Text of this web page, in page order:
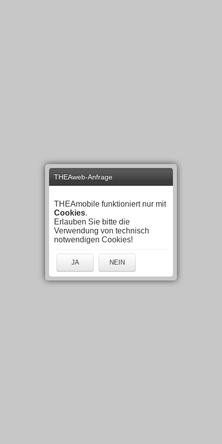
THEAweb-Anfrage
THEAmobile funktioniert nur mit
Cookies.
Erlauben Sie bitte die
Verwendung von technisch
notwendigen Cookies!
JA NEIN